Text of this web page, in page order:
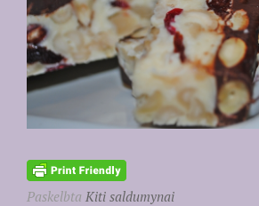
Paskelbta Kiti saldumynai